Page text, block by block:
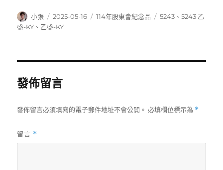
作
者
小張
發
佈
2025-05-16
分
114年股東會紀念品
標
5243 、5243 乙
盛-KY 、 乙盛-KY
發佈留言
發佈留言必須填寫的電子郵件地址不會公開。 必填欄位標示為 *
留言 *